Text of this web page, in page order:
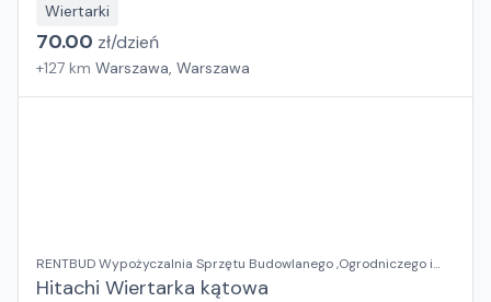
Wiertarki
70.00 zł/dzień
+127 km Warszawa, Warszawa
RENTBUD Wypożyczalnia Sprzętu Budowlanego ,Ogrodniczego i
Elektronarzędzi
Hitachi Wiertarka kątowa